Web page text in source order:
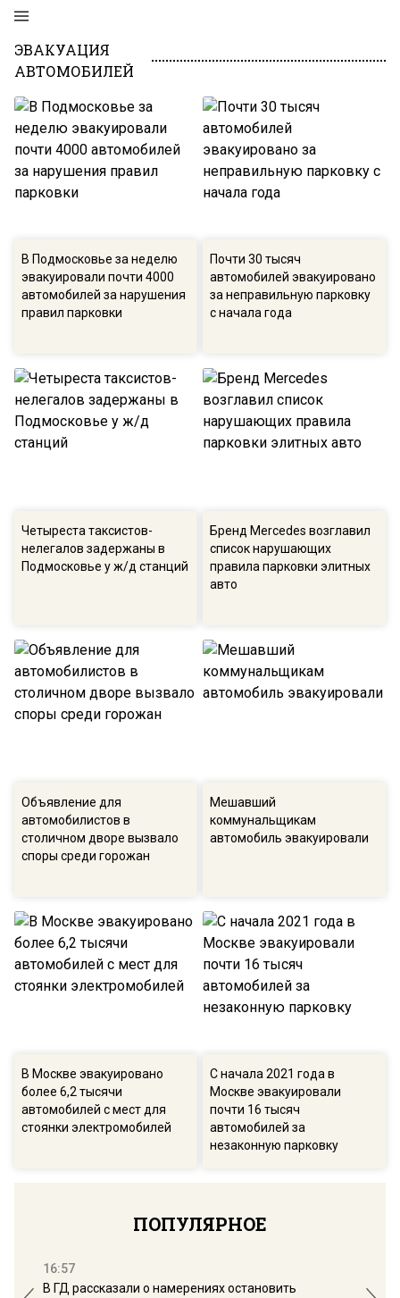
ЭВАКУАЦИЯ
АВТОМОБИЛЕЙ
В Подмосковье за неделю
эвакуировали почти 4000
автомобилей за нарушения
правил парковки
Почти 30 тысяч
автомобилей эвакуировано
за неправильную парковку
с начала года
Четыреста таксистов-
нелегалов задержаны в
Подмосковье у ж/д станций
Бренд Mercedes возглавил
список нарушающих
правила парковки элитных
авто
Объявление для
автомобилистов в
столичном дворе вызвало
споры среди горожан
Мешавший
коммунальщикам
автомобиль эвакуировали
В Москве эвакуировано
более 6,2 тысячи
автомобилей с мест для
стоянки электромобилей
С начала 2021 года в
Москве эвакуировали
почти 16 тысяч
автомобилей за
незаконную парковку
ПОПУЛЯРНОЕ
16:57
В ГД рассказали о намерениях остановить